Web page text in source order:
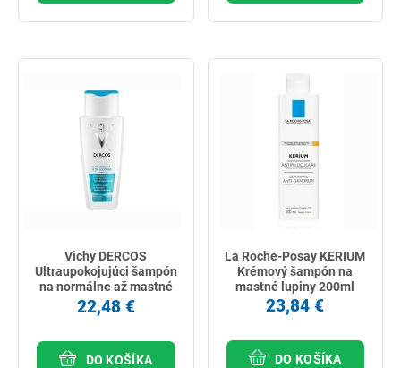
Vichy DERCOS
Ultraupokojujúci šampón
na normálne až mastné
vlasy 200 ml
22,48 €
DO KOŠÍKA
La Roche-Posay KERIUM
Krémový šampón na
mastné lupiny 200ml
23,84 €
DO KOŠÍKA